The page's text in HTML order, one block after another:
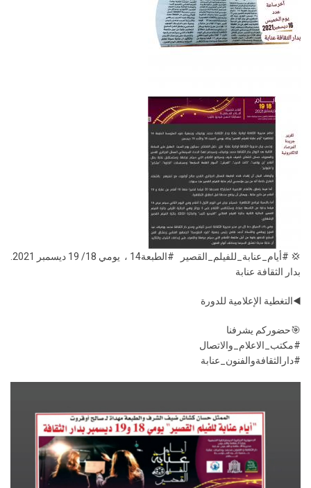
بدار الثقافة عنابة
◀️التغطية الإعلامية للدورة
🎯حضوركم يشرفنا
#مكتب_الاعلام_والاتصال
#دارالثقافةوالفنون_عنابة